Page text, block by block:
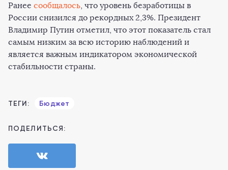
Ранее сообщалось, что уровень безработицы в
России снизился до рекордных 2,3%. Президент
Владимир Путин отметил, что этот показатель стал
самым низким за всю историю наблюдений и
является важным индикатором экономической
стабильности страны.
ТЕГИ: Бюджет
ПОДЕЛИТЬСЯ: